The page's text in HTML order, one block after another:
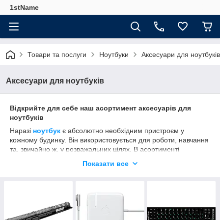
1stName
Товари та послуги Ноутбуки Аксесуари для ноутбуків
Аксесуари для ноутбуків
Відкрийте для себе наш асортимент аксесуарів для
ноутбуків
Наразі ноутбук є абсолютно необхідним пристроєм у
кожному будинку. Він використовується для роботи, навчання
та, звичайно ж, у розважальних цілях. В асортименті
які значно збільшують його функціональність та підвищують
конкретного аксесуара може бути проблематичним. Тому
варто враховувати кілька важливих факторів та елементів, які
Показати все